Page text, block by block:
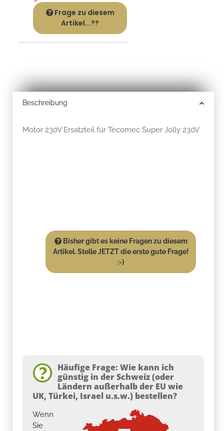
Frage zu diesem
Artikel...??
Beschreibung
Motor 230V Ersatzteil für Tecomec Super Jolly 230V
Bisher gibt es keine Fragen zu diesem
Artikel. Stelle JETZT die erste gute Frage!
:-)
Häufige Frage: Wie kann ich
günstig in der Schweiz (oder
Ländern außerhalb der EU wie
UK, Türkei, Israel u.s.w.) bestellen?
Wenn
Sie